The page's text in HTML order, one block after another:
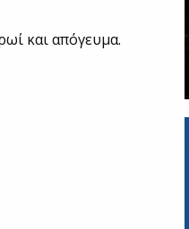
και απόγευμα.